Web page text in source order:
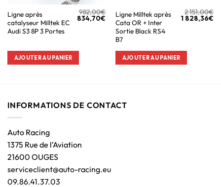
Ligne après
catalyseur Milltek EC
Audi S3 8P 3 Portes
982,00€
834,70€
AJOUTER AU PANIER
Ligne Milltek après
Cata OR + Inter
Sortie Black RS4
B7
2 151,00€
1 828,36€
AJOUTER AU PANIER
INFORMATIONS DE CONTACT
Auto Racing
1375 Rue de l’Aviation
21600 OUGES
serviceclient@auto-racing.eu
09.86.41.37.03